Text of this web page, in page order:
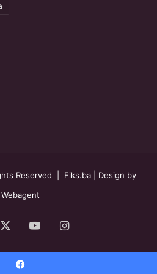
Reserved | Fiks.ba | Design by
Webagent
YouTubeInstagram